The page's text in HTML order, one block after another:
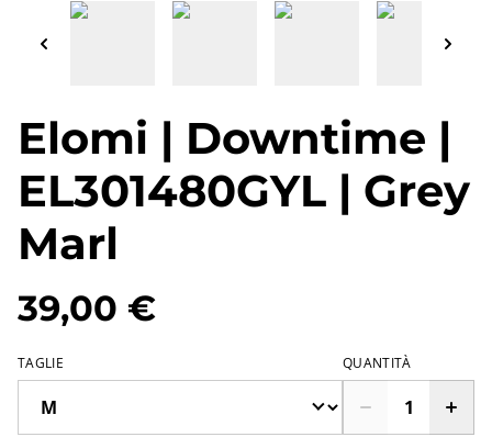
Elomi | Downtime |
EL301480GYL | Grey
Marl
39,00 €
TAGLIE QUANTITÀ